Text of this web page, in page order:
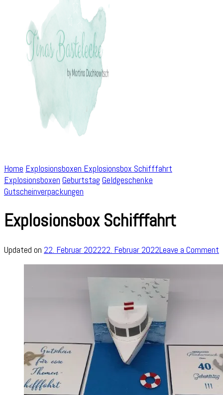
Home Explosionsboxen Explosionsbox Schifffahrt
Explosionsboxen Geburtstag Geldgeschenke
Gutscheinverpackungen
Explosionsbox Schifffahrt
Updated on 22. Februar 202222. Februar 2022Leave a Comment